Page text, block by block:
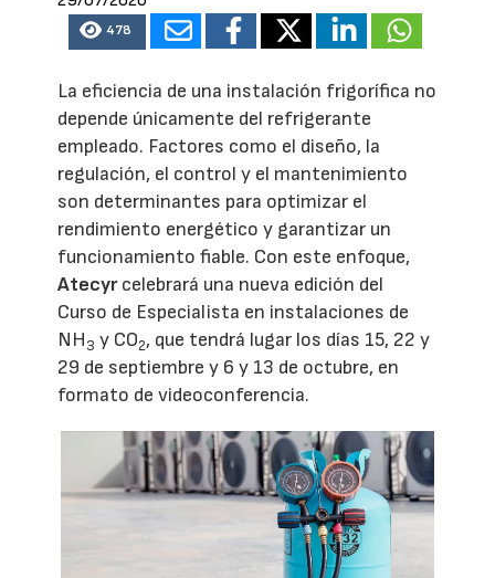
478
La eficiencia de una instalación frigorífica no
depende únicamente del refrigerante
empleado. Factores como el diseño, la
regulación, el control y el mantenimiento
son determinantes para optimizar el
rendimiento energético y garantizar un
funcionamiento fiable. Con este enfoque,
Atecyrcelebrará una nueva edición del
Curso de Especialista en instalaciones de
NH3 y CO2, que tendrá lugar los días 15, 22 y
29 de septiembre y 6 y 13 de octubre, en
formato de videoconferencia.